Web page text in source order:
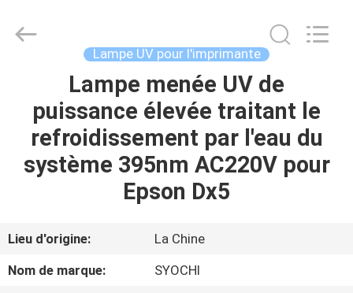
MAISON
PRODUITS
DE
NOUS
Syochi
Electronics
Lampe UV pour l'imprimante
Lampe menée UV de
puissance élevée traitant le
refroidissement par l'eau du
système 395nm AC220V pour
Epson Dx5
Lieu d'origine:
La Chine
Nom de marque:
SYOCHI